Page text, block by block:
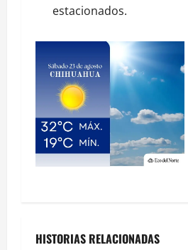
estacionados.
HISTORIAS RELACIONADAS